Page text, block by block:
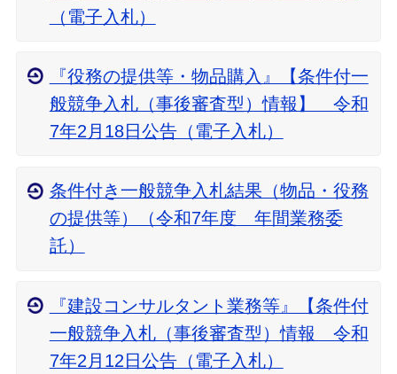
（電子入札）
『役務の提供等・物品購入』【条件付一
般競争入札（事後審査型）情報】 令和
7年2月18日公告（電子入札）
条件付き一般競争入札結果（物品・役務
の提供等）（令和7年度 年間業務委
託）
『建設コンサルタント業務等』【条件付
一般競争入札（事後審査型）情報 令和
7年2月12日公告（電子入札）